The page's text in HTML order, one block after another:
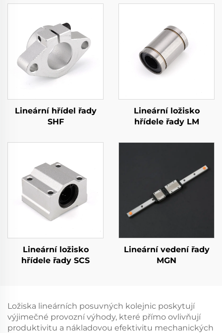
Lineární hřídel řady
SHF
Lineární ložisko
hřídele řady LM
Lineární ložisko
hřídele řady SCS
Lineární vedení řady
MGN
Ložiska lineárních posuvných kolejnic poskytují
výjimečné provozní výhody, které přímo ovlivňují
produktivitu a nákladovou efektivitu mechanických